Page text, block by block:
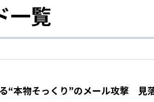
一覧
“本物そっくり”のメール攻撃 見